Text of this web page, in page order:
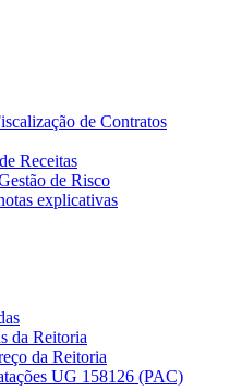
de Contratos
Receitas
de Risco
explicativas
da Reitoria
da Reitoria
UG 158126 (PAC)